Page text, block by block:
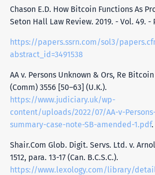
Chason E.D. How Bitcoin Functions As
Seton Hall Law Review. 2019. - Vol. 49. -
https://papers.ssrn.com/sol3/
abstract_id=3491538
AA v. Persons Unknown & Ors, Re Bitcoin
(Comm) 3556 [50–63] (U.K.).
https://www.judiciary.uk/wp-
content/uploads/2022/07/AA-v-
summary-case-note-SB-amended-1.pdf.
Shair.Com Glob. Digit. Servs. Ltd. v.
1512, para. 13-17 (Can. B.C.S.C.).
https://www.lexology.com/library/